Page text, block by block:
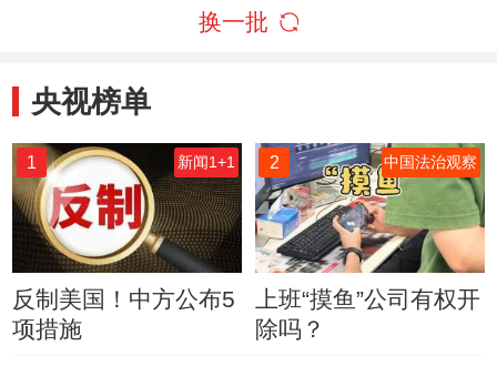
换一批
央视榜单
1 新闻1+1
反制美国！中方公布5
项措施
2 中国法治观察
上班“摸鱼”公司有权开
除吗？